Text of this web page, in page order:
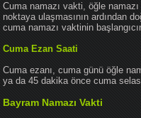
Cuma namazı vakti, öğle
noktaya ulaşmasının ardından
cuma namazı vaktinin
Cuma Ezan Saati
Cuma ezanı, cuma günü öğle
ya da 45 dakika önce cuma
Bayram Namazı Vakti